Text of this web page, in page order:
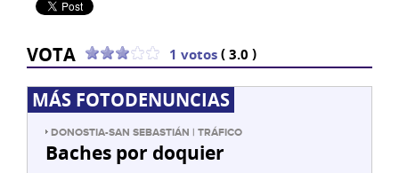
VOTA 1 votos(3.0 )
MÁS FOTODENUNCIAS
DONOSTIA-SAN SEBASTIÁN | TRÁFICO
Baches por doquier